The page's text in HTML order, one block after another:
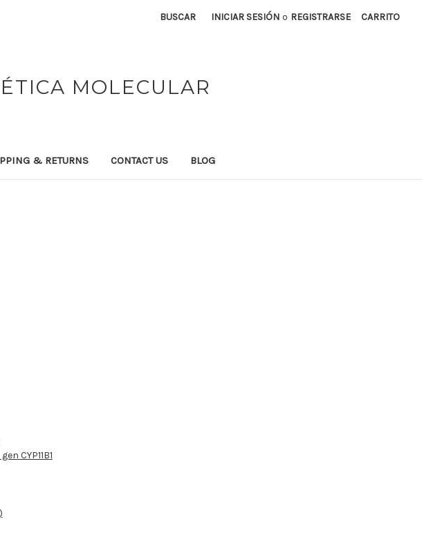
BUSCAR INICIAR SESIÓN o REGISTRARSE CARRITO
MOLECULAR
& RETURNS CONTACT US BLOG
CYP11B1